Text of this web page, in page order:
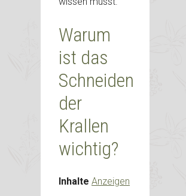
Warum
ist das
Schneiden
der
Krallen
wichtig?
Inhalte Anzeigen